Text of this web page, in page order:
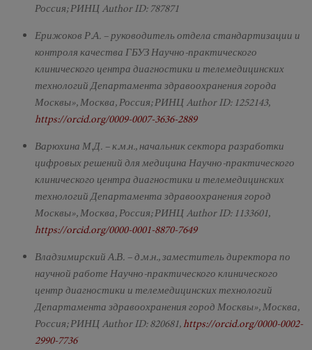
Россия; РИНЦ Author ID: 787871
Ерижоков Р.А. – руководитель отдела стандартизации и
контроля качества ГБУЗ Научно-практического
клинического центра диагностики и телемедицинских
технологий Департамента здравоохранения города
Москвы», Москва, Россия; РИНЦ Author ID: 1252143,
https://orcid.org/0009-0007-3636-2889
Варюхина М.Д. – к.м.н., начальник сектора разработки
цифровых решений для медицина Научно-практического
клинического центра диагностики и телемедицинских
технологий Департамента здравоохранения город
Москвы», Москва, Россия; РИНЦ Author ID: 1133601,
https://orcid.org/0000-0001-8870-7649
Владзимирский А.В. – д.м.н., заместитель директора по
научной работе Научно-практического клинического
центр диагностики и телемедицинских технологий
Департамента здравоохранения город Москвы», Москва,
Россия; РИНЦ Author ID: 820681,https://orcid.org/0000-0002-
2990-7736